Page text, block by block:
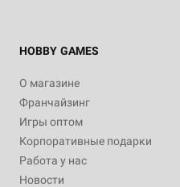
HOBBY GAMES
О магазине
Франчайзинг
Игры оптом
Корпоративные подарки
Работа у нас
Новости